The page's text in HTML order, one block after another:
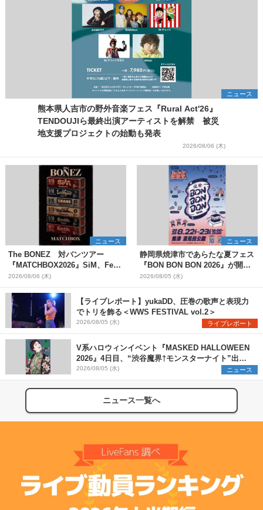
ニュース
熊本県人吉市の野外音楽フェス『Rural Act'26』
TENDOUJIら最終出演アーティストを解禁 被災
地支援プロジェクトの始動も発表
2026/08/06 (木)
ニュース
The BONEZ 対バンツアー
『MATCHBOX2026』SiM、Fear,
and Loathing in Las Vegasら対
バンアーティストを一斉解禁
2026/08/06 (木)
ニュース
静岡県焼津市であらたな夏フェス
『BON BON BON 2026』が開
催 音楽ライブ×盆踊り×DJ×屋台
グルメ×ランタンナイトで彩る2日
間
2026/08/05 (水)
【ライブレポート】yukaDD、圧巻の歌声と表現力
でトリを飾る＜WWS FESTIVAL vol.2＞
2026/08/05 (水) ライブレポート
V系ハロウィンイベント『MASKED HALLOWEEN
2026』4日目、“渋谷魔界†モンスターナイト”出演6
組を発表
2026/08/05 (水) ニュース
ニュース一覧へ